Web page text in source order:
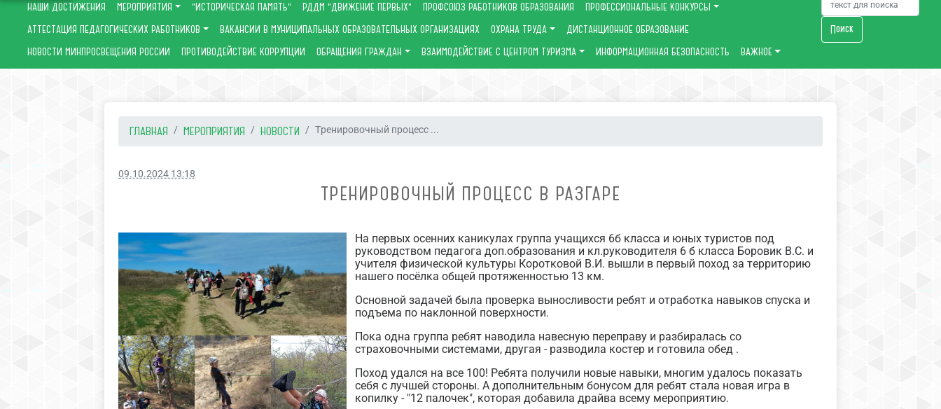
НАШИ ДОСТИЖЕНИЯ
МЕРОПРИЯТИЯ "ИСТОРИЧЕСКАЯ ПАМЯТЬ" РДДМ "ДВИЖЕНИЕ ПЕРВЫХ" ПРОФСОЮЗ РАБОТНИКОВ ОБРАЗОВАНИЯ
ПРОФЕССИОНАЛЬНЫЕ КОНКУРСЫ
АТТЕСТАЦИЯ ПЕДАГОГИЧЕСКИХ РАБОТНИКОВ
ВАКАНСИИ В МУНИЦИПАЛЬНЫХ ОБРАЗОВАТЕЛЬНЫХ ОРГАНИЗАЦИЯХ ОХРАНА ТРУДА
ДИСТАНЦИОННОЕ ОБРАЗОВАНИЕ
НОВОСТИ МИНПРОСВЕЩЕНИЯ РОССИИ
ПРОТИВОДЕЙСТВИЕ КОРРУПЦИИ ОБРАЩЕНИЯ ГРАЖДАН ВЗАИМОДЕЙСТВИЕ С ЦЕНТРОМ ТУРИЗМА ИНФОРМАЦИОННАЯ БЕЗОПАСНОСТЬ ВАЖНОЕ
Поиск
ГЛАВНАЯ МЕРОПРИЯТИЯ НОВОСТИ Тренировочный процесс ...
09.10.2024 13:18
ТРЕНИРОВОЧНЫЙ ПРОЦЕСС В РАЗГАРЕ
На первых осенних каникулах группа учащихся 6б класса и юных туристов под
руководством педагога доп.образования и кл.руководителя 6 б класса Боровик В.С. и
учителя физической культуры Коротковой В.И. вышли в первый поход за территорию
нашего посёлка общей протяженностью 13 км.
Основной задачей была проверка выносливости ребят и отработка навыков спуска и
подъема по наклонной поверхности.
Пока одна группа ребят наводила навесную переправу и разбиралась со
страховочными системами, другая - разводила костер и готовила обед .
Поход удался на все 100! Ребята получили новые навыки, многим удалось показать
себя с лучшей стороны. А дополнительным бонусом для ребят стала новая игра в
копилку - "12 палочек", которая добавила драйва всему мероприятию.